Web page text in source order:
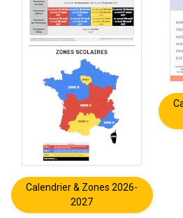
Calendrier & Zones 2026-
2027